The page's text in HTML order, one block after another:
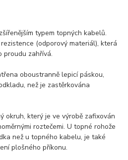
typem topných kabelů.
(odporový materiál), která
proudu zahřívá.
oboustranně lepicí páskou,
než je zastěrkována
okruh, který je ve výrobě zafixován
roztečemi. U topné rohože
než u topného kabelu, je také
plošného příkonu.